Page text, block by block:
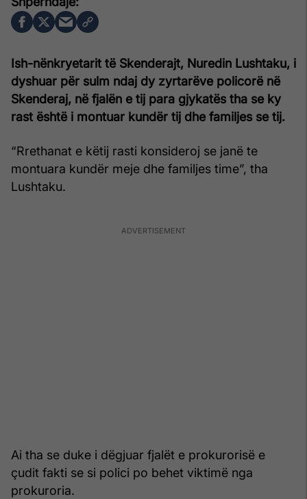
Ish-nënkryetarit të Skenderajt, Nuredin Lushtaku, i
dyshuar për sulm ndaj dy zyrtarëve policorë në
Skenderaj, në fjalën e tij para gjykatës tha se ky
rast është i montuar kundër tij dhe familjes se tij.
“Rrethanat e këtij rasti konsideroj se janë te
montuara kundër meje dhe familjes time”, tha
Lushtaku.
Ai tha se duke i dëgjuar fjalët e prokurorisë e
çudit fakti se si polici po behet viktimë nga
prokuroria.